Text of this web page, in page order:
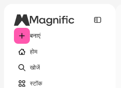
बनाएं
होम
खोजें
स्टॉक